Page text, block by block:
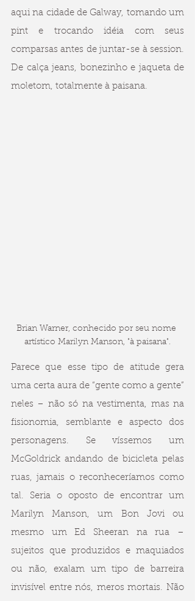
aqui na cidade de Galway, tomando um
pint e trocando idéia com seus
comparsas antes de juntar-se à session.
De calça jeans, bonezinho e jaqueta de
moletom, totalmente à paisana.
Brian Warner, conhecido por seu nome
artístico Marilyn Manson, "à paisana".
Parece que esse tipo de atitude gera
uma certa aura de “gente como a gente”
neles – não só na vestimenta, mas na
fisionomia, semblante e aspecto dos
personagens. Se víssemos um
McGoldrick andando de bicicleta pelas
ruas, jamais o reconheceríamos como
tal. Seria o oposto de encontrar um
Marilyn Manson, um Bon Jovi ou
mesmo um Ed Sheeran na rua –
sujeitos que produzidos e maquiados
ou não, exalam um tipo de barreira
invisível entre nós, meros mortais. Não